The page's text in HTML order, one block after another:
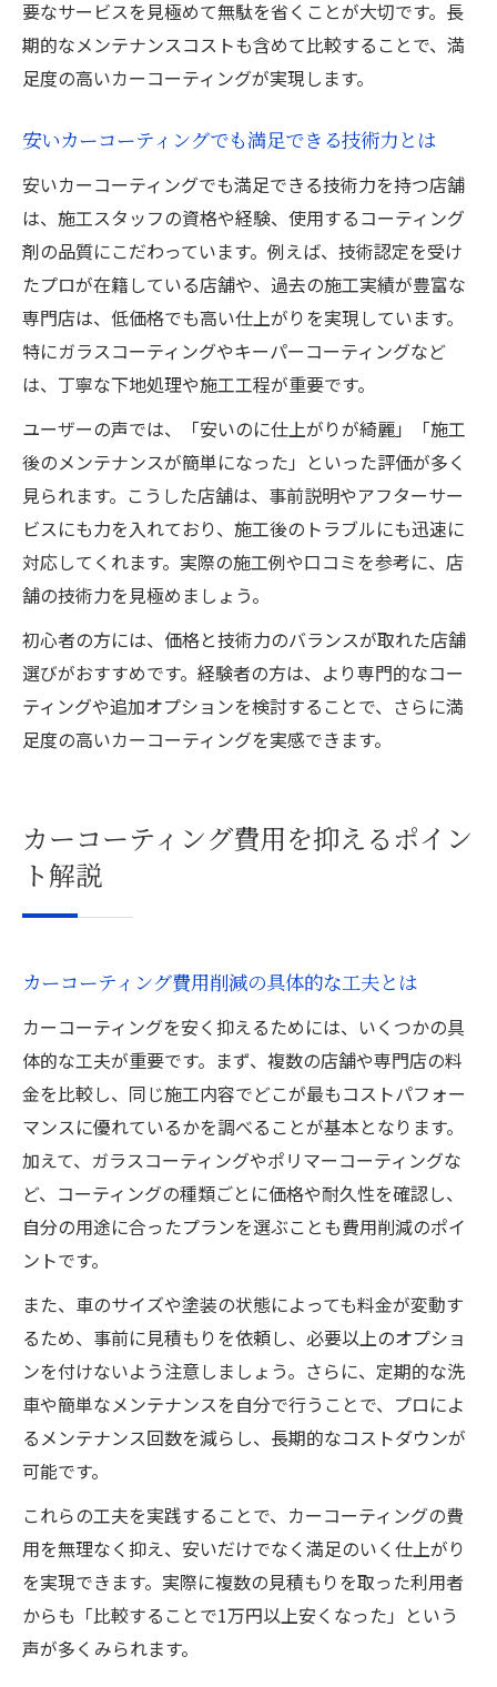
要なサービスを見極めて無駄を省くことが大切です。長
期的なメンテナンスコストも含めて比較することで、満
足度の高いカーコーティングが実現します。
安いカーコーティングでも満足できる技術力とは
安いカーコーティングでも満足できる技術力を持つ店舗
は、施工スタッフの資格や経験、使用するコーティング
剤の品質にこだわっています。例えば、技術認定を受け
たプロが在籍している店舗や、過去の施工実績が豊富な
専門店は、低価格でも高い仕上がりを実現しています。
特にガラスコーティングやキーパーコーティングなど
は、丁寧な下地処理や施工工程が重要です。
ユーザーの声では、「安いのに仕上がりが綺麗」「施工
後のメンテナンスが簡単になった」といった評価が多く
見られます。こうした店舗は、事前説明やアフターサー
ビスにも力を入れており、施工後のトラブルにも迅速に
対応してくれます。実際の施工例や口コミを参考に、店
舗の技術力を見極めましょう。
初心者の方には、価格と技術力のバランスが取れた店舗
選びがおすすめです。経験者の方は、より専門的なコー
ティングや追加オプションを検討することで、さらに満
足度の高いカーコーティングを実感できます。
カーコーティング費用を抑えるポイン
ト解説
カーコーティング費用削減の具体的な工夫とは
カーコーティングを安く抑えるためには、いくつかの具
体的な工夫が重要です。まず、複数の店舗や専門店の料
金を比較し、同じ施工内容でどこが最もコストパフォー
マンスに優れているかを調べることが基本となります。
加えて、ガラスコーティングやポリマーコーティングな
ど、コーティングの種類ごとに価格や耐久性を確認し、
自分の用途に合ったプランを選ぶことも費用削減のポイ
ントです。
また、車のサイズや塗装の状態によっても料金が変動す
るため、事前に見積もりを依頼し、必要以上のオプショ
ンを付けないよう注意しましょう。さらに、定期的な洗
車や簡単なメンテナンスを自分で行うことで、プロによ
るメンテナンス回数を減らし、長期的なコストダウンが
可能です。
これらの工夫を実践することで、カーコーティングの費
用を無理なく抑え、安いだけでなく満足のいく仕上がり
を実現できます。実際に複数の見積もりを取った利用者
からも「比較することで1万円以上安くなった」という
声が多くみられます。